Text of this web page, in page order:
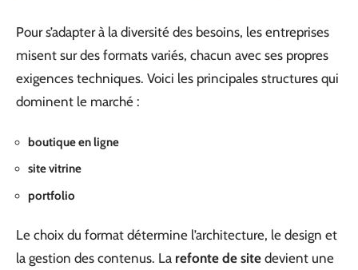
Pour s’adapter à la diversité des besoins, les entreprises
misent sur des formats variés, chacun avec ses propres
exigences techniques. Voici les principales structures qui
dominent le marché :
boutique en ligne
site vitrine
portfolio
Le choix du format détermine l’architecture, le design et
la gestion des contenus. La refonte de site devient une